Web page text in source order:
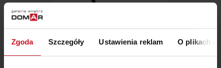
Zgoda Szczegóły Ustawienia reklam O plikach